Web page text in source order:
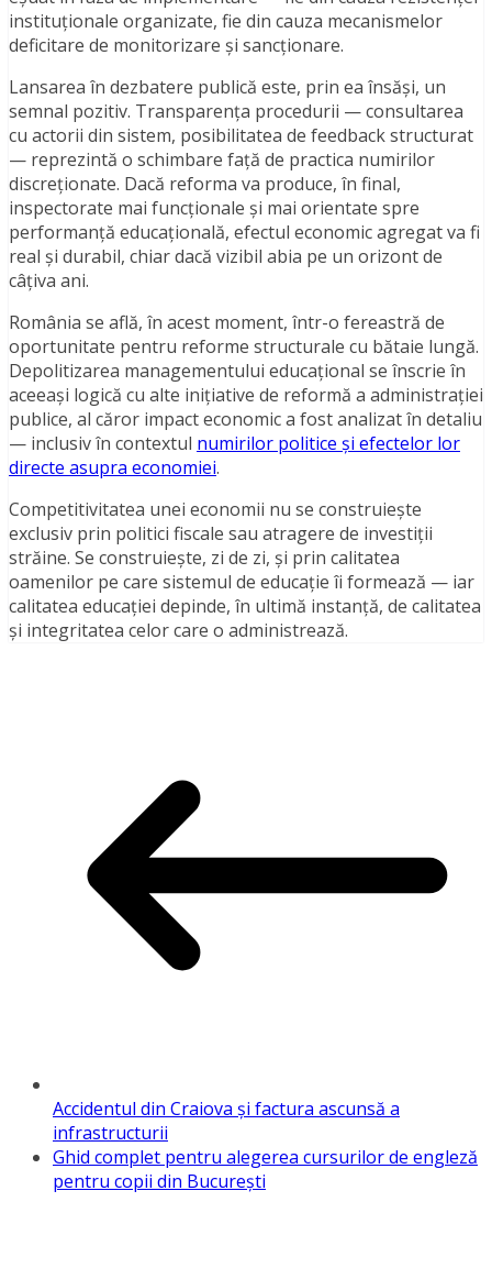
instituționale organizate, fie din cauza mecanismelor
deficitare de monitorizare și sancționare.
Lansarea în dezbatere publică este, prin ea însăși, un
semnal pozitiv. Transparența procedurii — consultarea
cu actorii din sistem, posibilitatea de feedback structurat
— reprezintă o schimbare față de practica numirilor
discreționate. Dacă reforma va produce, în final,
inspectorate mai funcționale și mai orientate spre
performanță educațională, efectul economic agregat va fi
real și durabil, chiar dacă vizibil abia pe un orizont de
câțiva ani.
România se află, în acest moment, într-o fereastră de
oportunitate pentru reforme structurale cu bătaie lungă.
Depolitizarea managementului educațional se înscrie în
aceeași logică cu alte inițiative de reformă a administrației
publice, al căror impact economic a fost analizat în detaliu
— inclusiv în contextul numirilor politice și efectelor lor
directe asupra economiei.
Competitivitatea unei economii nu se construiește
exclusiv prin politici fiscale sau atragere de investiții
străine. Se construiește, zi de zi, și prin calitatea
oamenilor pe care sistemul de educație îi formează — iar
calitatea educației depinde, în ultimă instanță, de calitatea
și integritatea celor care o administrează.
Accidentul din Craiova și factura ascunsă a
infrastructurii
Ghid complet pentru alegerea cursurilor de engleză
pentru copii din București